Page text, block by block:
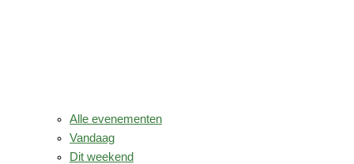
Alle evenementen
Vandaag
Dit weekend